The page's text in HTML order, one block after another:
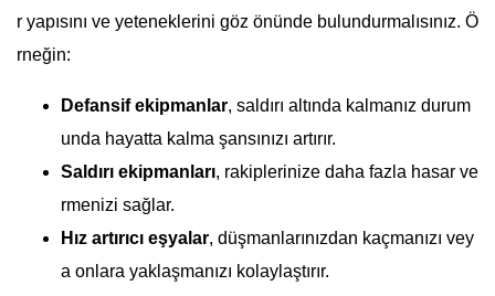
r yapısını ve yeteneklerini göz önünde bulundurmalısınız. Ö
rneğin:
Defansif ekipmanlar, saldırı altında kalmanız durum
unda hayatta kalma şansınızı artırır.
Saldırı ekipmanları, rakiplerinize daha fazla hasar ve
rmenizi sağlar.
Hız artırıcı eşyalar, düşmanlarınızdan kaçmanızı vey
a onlara yaklaşmanızı kolaylaştırır.